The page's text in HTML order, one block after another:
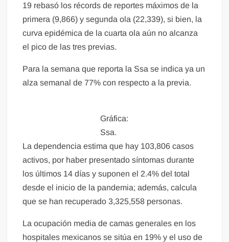
19 rebasó los récords de reportes máximos de la
primera (9,866) y segunda ola (22,339), si bien, la
curva epidémica de la cuarta ola aún no alcanza
el pico de las tres previas.
Para la semana que reporta la Ssa se indica ya un
alza semanal de 77% con respecto a la previa.
Gráfica:
Ssa.
La dependencia estima que hay 103,806 casos
activos, por haber presentado síntomas durante
los últimos 14 días y suponen el 2.4% del total
desde el inicio de la pandemia; además, calcula
que se han recuperado 3,325,558 personas.
La ocupación media de camas generales en los
hospitales mexicanos se sitúa en 19% y el uso de